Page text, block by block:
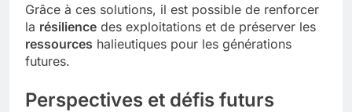
Grâce à ces solutions, il est possible de renforcer
la résilience des exploitations et de préserver les
ressources halieutiques pour les générations
futures.
Perspectives et défis futurs